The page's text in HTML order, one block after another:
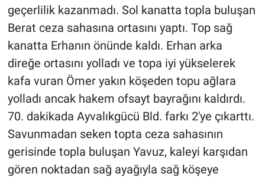
geçerlilik kazanmadı. Sol kanatta topla buluşan
Berat ceza sahasına ortasını yaptı. Top sağ
kanatta Erhanın önünde kaldı. Erhan arka
direğe ortasını yolladı ve topa iyi yükselerek
kafa vuran Ömer yakın köşeden topu ağlara
yolladı ancak hakem ofsayt bayrağını kaldırdı.
70. dakikada Ayvalıkgücü Bld. farkı 2'ye çıkarttı.
Savunmadan seken topta ceza sahasının
gerisinde topla buluşan Yavuz, kaleyi karşıdan
gören noktadan sağ ayağıyla sağ köşeye